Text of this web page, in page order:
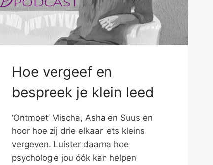
Hoe vergeef en
bespreek je klein leed
‘Ontmoet’ Mischa, Asha en Suus en
hoor hoe zij drie elkaar iets kleins
vergeven. Luister daarna hoe
psychologie jou óók kan helpen